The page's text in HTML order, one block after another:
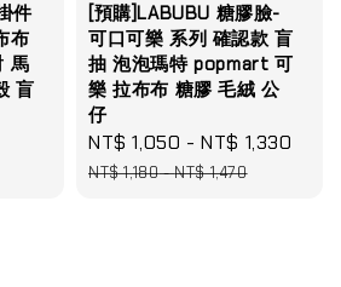
件
布
馬
盲
[預購]LABUBU 糖膠臉-
可口可樂 系列 確認款 盲
抽 泡泡瑪特 popmart 可
樂 拉布布 糖膠 毛絨 公
仔
Sale
price
NT$ 1,050 -NT$ 1,330
NT$ 1,180-NT$ 1,470